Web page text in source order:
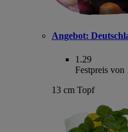
Angebot:
1.29
Festpreis von
13 cm Topf